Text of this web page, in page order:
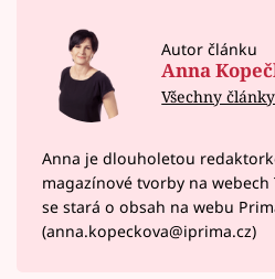
Autor článku
Anna
Všechny
Anna je dlouholetou
magazínové tvorby na webech
se stará o obsah na webu
(anna.kopeckova@iprima.cz)